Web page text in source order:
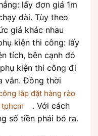
lấy đơn giá 1m
dài. Tùy theo
giá khác nhau
kiện thi công: lấy
tích, bên cạnh đó
kiện thi công đi
văn. Đồng thời
lắp đặt hàng rào
tphcm
. Với cách
số tiền phải bỏ ra.